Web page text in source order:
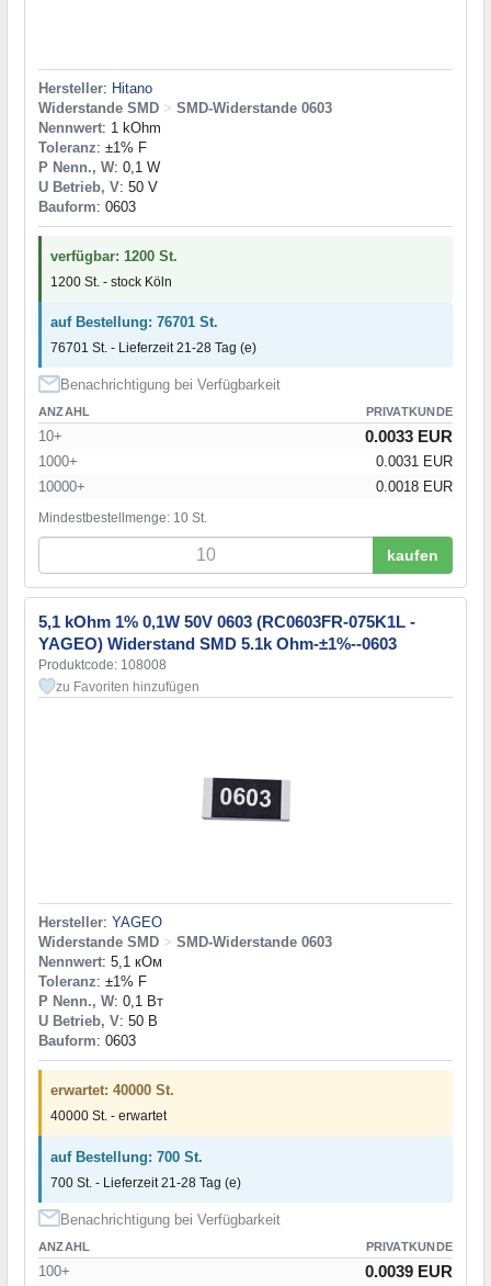
Hersteller: Hitano
Widerstande SMD > SMD-Widerstande 0603
Nennwert: 1 kOhm
Toleranz: ±1% F
P Nenn., W: 0,1 W
U Betrieb, V: 50 V
Bauform: 0603
verfügbar: 1200 St.
1200 St. - stock Köln
auf Bestellung: 76701 St.
76701 St. - Lieferzeit 21-28 Tag (e)
Benachrichtigung bei Verfügbarkeit
ANZAHL PRIVATKUNDE
10+ 0.0033 EUR
1000+
0.0031 EUR
10000+
0.0018 EUR
Mindestbestellmenge: 10 St.
kaufen
5,1 kOhm 1% 0,1W 50V 0603 (RC0603FR-075K1L -
YAGEO) Widerstand SMD 5.1k Ohm-±1%--0603
Produktcode: 108008
zu Favoriten hinzufügen
Hersteller: YAGEO
Widerstande SMD > SMD-Widerstande 0603
Nennwert: 5,1 кОм
Toleranz: ±1% F
P Nenn., W: 0,1 Вт
U Betrieb, V: 50 В
Bauform: 0603
erwartet: 40000 St.
40000 St. - erwartet
auf Bestellung: 700 St.
700 St. - Lieferzeit 21-28 Tag (e)
Benachrichtigung bei Verfügbarkeit
ANZAHL PRIVATKUNDE
100+ 0.0039 EUR